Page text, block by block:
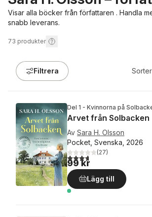
Visar alla böcker från författaren . Handla
snabb leverans.
73 produkter
Filtrera
Del 1 - Kvinnorna på
Arvet från Solbacken
Av Sara H. Olsson
Pocket, Svenska, 2026
3,7utav 5 stjärnor. Totalt
(27)
99 kr
Lägg till